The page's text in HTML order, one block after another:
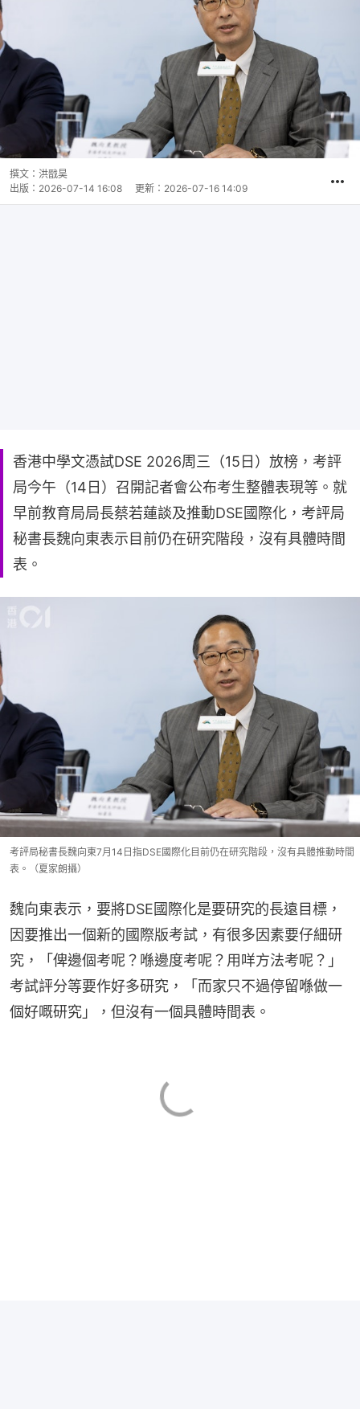
撰文： 洪戩昊
出版： 2026-07-14 16:08 更新： 2026-07-16 14:09
香港中學文憑試DSE 2026周三（15日）放榜，考評
局今午（14日）召開記者會公布考生整體表現等。就
早前教育局局長蔡若蓮談及推動DSE國際化，考評局
秘書長魏向東表示目前仍在研究階段，沒有具體時間
表。
考評局秘書長魏向東7月14日指DSE國際化目前仍在研究階段，沒有具體推動時間
表。（夏家朗攝）
魏向東表示，要將DSE國際化是要研究的長遠目標，
因要推出一個新的國際版考試，有很多因素要仔細研
究，「俾邊個考呢？喺邊度考呢？用咩方法考呢？」
考試評分等要作好多研究，「而家只不過停留喺做一
個好嘅研究」，但沒有一個具體時間表。